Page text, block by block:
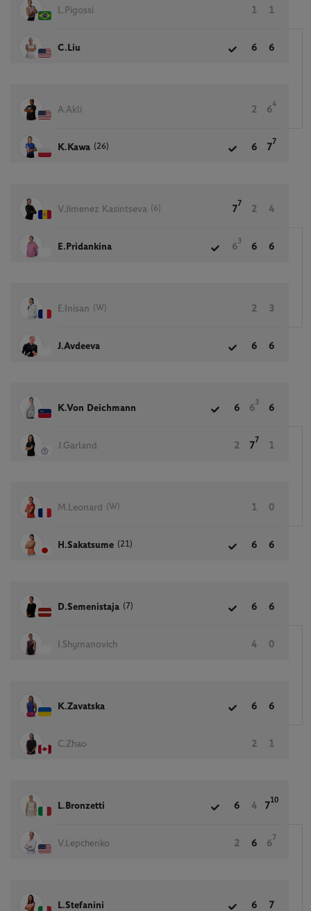
L.Pigossi 1 1
C.Liu 6 6
A.Akli 2 6
4
K.Kawa (26) 6 7
7
V.Jimenez Kasintseva (6) 7
7
2 4
E.Pridankina 6
3
6 6
E.Inisan (W) 2 3
J.Avdeeva 6 6
K.Von Deichmann 6 6
3
6
J.Garland 2 7
7
1
M.Leonard (W) 1 0
H.Sakatsume (21) 6 6
D.Semenistaja (7) 6 6
I.Shymanovich 4 0
K.Zavatska 6 6
C.Zhao 2 1
L.Bronzetti 6 4 7
10
V.Lepchenko 2 6 6
7
L.Stefanini 6 7